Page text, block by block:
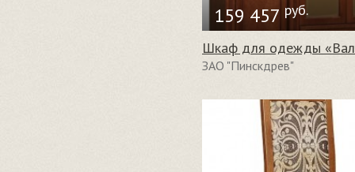
159 457 руб.
ЗАО "Пинскдрев"